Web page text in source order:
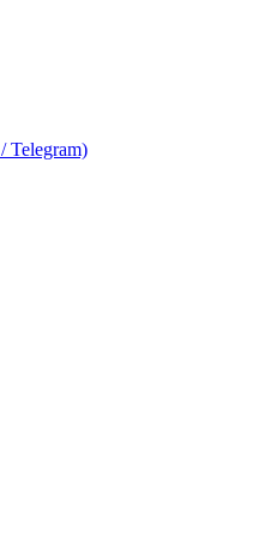
Telegram)